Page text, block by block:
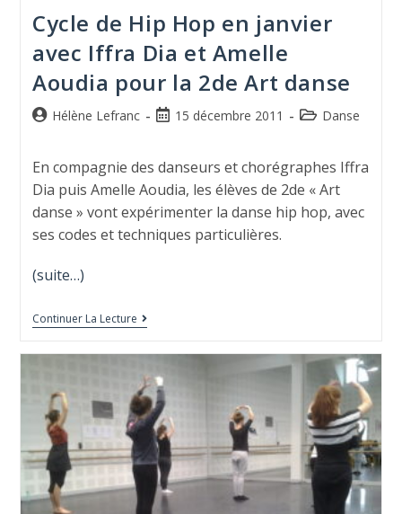
Cycle de Hip Hop en janvier
avec Iffra Dia et Amelle
Aoudia pour la 2de Art danse
Hélène Lefranc 15 décembre 2011 Danse
En compagnie des danseurs et chorégraphes Iffra
Dia puis Amelle Aoudia, les élèves de 2de « Art
danse » vont expérimenter la danse hip hop, avec
ses codes et techniques particulières.
(suite…)
Continuer La Lecture